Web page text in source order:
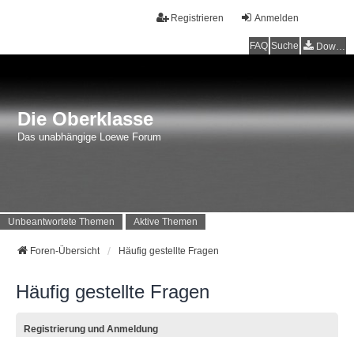
Anmelden
Registrieren
FAQ Suche Downloads
Die Oberklasse
Das unabhängige Loewe Forum
Unbeantwortete Themen Aktive Themen
Foren-Übersicht Häufig gestellte Fragen
Häufig gestellte Fragen
Registrierung und Anmeldung